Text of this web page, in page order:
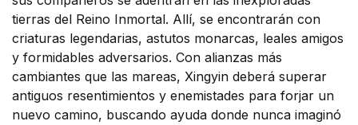
tierras del Reino Inmortal. Allí, se encontrarán con
criaturas legendarias, astutos monarcas, leales amigos
y formidables adversarios. Con alianzas más
cambiantes que las mareas, Xingyin deberá superar
antiguos resentimientos y enemistades para forjar un
nuevo camino, buscando ayuda donde nunca imaginó